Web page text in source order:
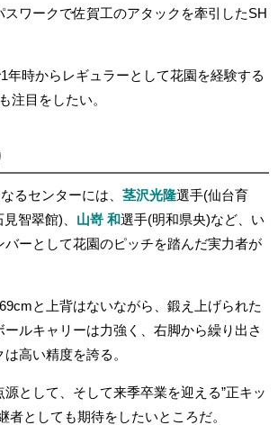
スワークで佐賀工のアタックを牽引したSH
年時からレギュラーとして花園を経験する
注目をしたい。
るセンターには、 茎沢光隆選手(仙台育
智翠館)、 山嵜 和選手(明和県央)など、い
バーとして花園のピッチを踏んだ実力者が
と上背はないながら、鍛え上げられた
ルキャリーは力強く、右脚から繰り出さ
高い精度を誇る。
として、そして来季卒業を迎える”正キッ
者としても期待をしたいところだ。